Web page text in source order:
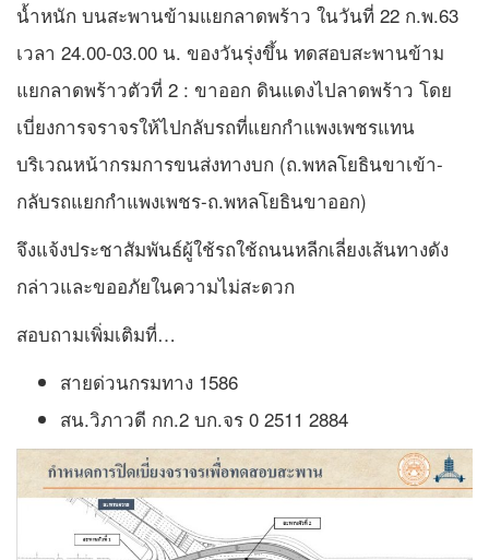
น้ำหนัก บนสะพานข้ามแยกลาดพร้าว​ ในวันที่ 22 ก.พ.63
เวลา 24.00-03.00 น. ของวันรุ่งขึ้น ทดสอบสะพานข้าม
แยกลาดพร้าวตัวที่ 2 : ขาออก ดินแดงไปลาดพร้าว โดย
เบี่ยงการจราจรให้ไปกลับรถที่แยกกำแพงเพชรแทน
บริเวณหน้ากรมการขนส่งทางบก (ถ.พหลโยธินขาเข้า-
กลับรถแยกกำแพงเพชร-ถ.พหลโยธินขาออก)
จึงแจ้งประชาสัมพันธ์ผู้ใช้รถใช้ถนนหลีกเลี่ยงเส้นทางดัง
กล่าวและขออภัยในความไม่สะดวก
สอบถามเพิ่มเติมที่…
สายด่วนกรมทาง 1586
สน.วิภาวดี กก.2 บก.จร 0 2511 2884